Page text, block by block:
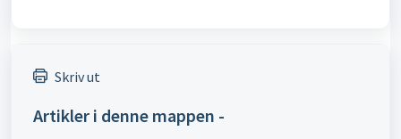
Skriv ut
Artikler i denne mappen -